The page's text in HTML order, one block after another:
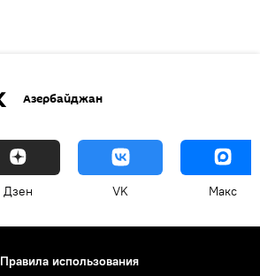
Азербайджан
Дзен VK Макс
Правила использования